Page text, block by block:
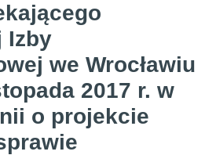
Izby
we Wrocławiu
2017 r. w
o projekcie